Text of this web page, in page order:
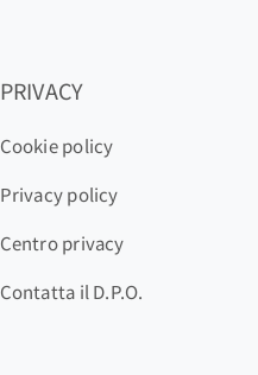
PRIVACY
Cookie policy
Privacy policy
Centro privacy
Contatta il D.P.O.